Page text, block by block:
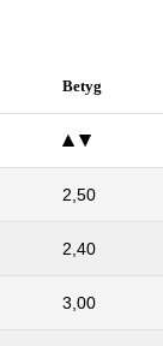
Betyg
2,50
2,40
3,00